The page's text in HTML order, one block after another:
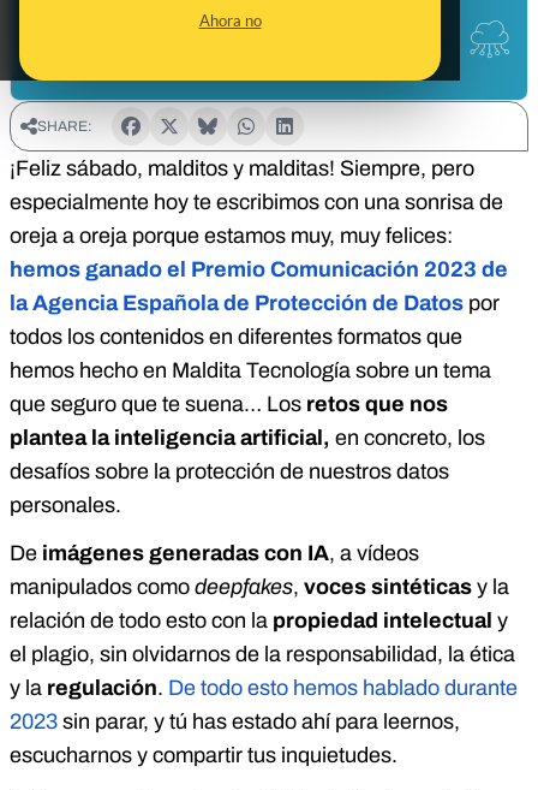
Ahora no
SHARE:
¡Feliz sábado, malditos y malditas! Siempre, pero
especialmente hoy te escribimos con una sonrisa de
oreja a oreja porque estamos muy, muy felices:
hemos ganado el Premio Comunicación 2023 de
la Agencia Española de Protección de Datos por
todos los contenidos en diferentes formatos que
hemos hecho en Maldita Tecnología sobre un tema
que seguro que te suena… Los retos que nos
plantea la inteligencia artificial, en concreto, los
desafíos sobre la protección de nuestros datos
personales.
De imágenes generadas con IA, a vídeos
manipulados como deepfakes, voces sintéticas y la
relación de todo esto con la propiedad intelectual y
el plagio, sin olvidarnos de la responsabilidad, la ética
y la regulación. De todo esto hemos hablado durante
2023 sin parar, y tú has estado ahí para leernos,
escucharnos y compartir tus inquietudes.